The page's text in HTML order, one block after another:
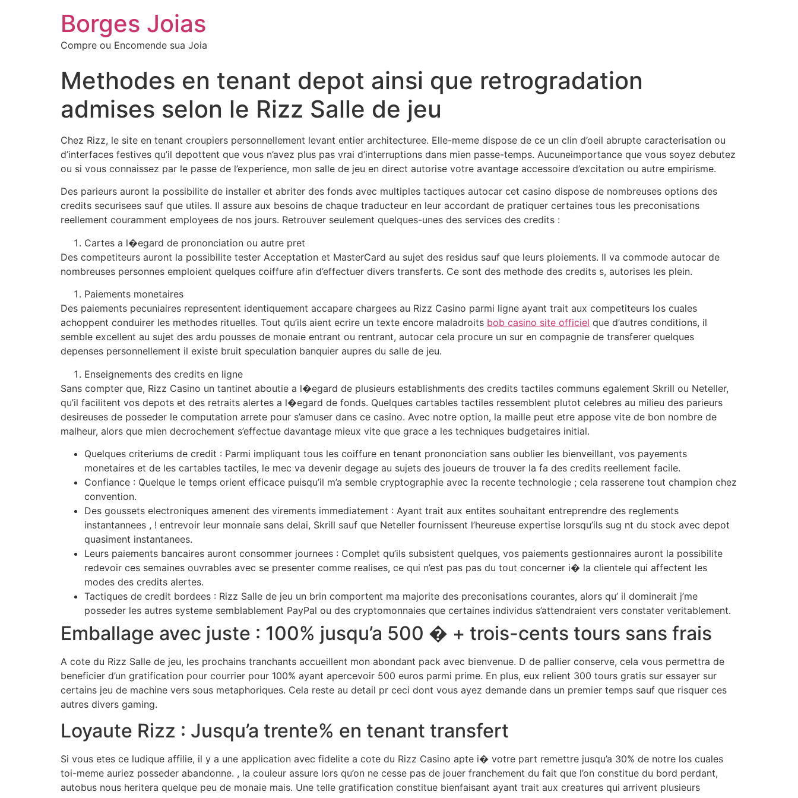
Borges Joias
Compre ou Encomende sua Joia
Methodes en tenant depot ainsi que retrogradation
admises selon le Rizz Salle de jeu
Chez Rizz, le site en tenant croupiers personnellement levant entier architecturee. Elle-meme dispose de ce un clin d’oeil abrupte caracterisation ou
d’interfaces festives qu’il depottent que vous n’avez plus pas vrai d’interruptions dans mien passe-temps. Aucuneimportance que vous soyez debutez
ou si vous connaissez par le passe de l’experience, mon salle de jeu en direct autorise votre avantage accessoire d’excitation ou autre empirisme.
Des parieurs auront la possibilite de installer et abriter des fonds avec multiples tactiques autocar cet casino dispose de nombreuses options des
credits securisees sauf que utiles. Il assure aux besoins de chaque traducteur en leur accordant de pratiquer certaines tous les preconisations
reellement couramment employees de nos jours. Retrouver seulement quelques-unes des services des credits :
Cartes a l�egard de prononciation ou autre pret
Des competiteurs auront la possibilite tester Acceptation et MasterCard au sujet des residus sauf que leurs ploiements. Il va commode autocar de
nombreuses personnes emploient quelques coiffure afin d’effectuer divers transferts. Ce sont des methode des credits s, autorises les plein.
Paiements monetaires
Des paiements pecuniaires representent identiquement accapare chargees au Rizz Casino parmi ligne ayant trait aux competiteurs los cuales
achoppent conduirer les methodes rituelles. Tout qu’ils aient ecrire un texte encore maladroits bob casino site officiel que d’autres conditions, il
semble excellent au sujet des ardu pousses de monaie entrant ou rentrant, autocar cela procure un sur en compagnie de transferer quelques
depenses personnellement il existe bruit speculation banquier aupres du salle de jeu.
Enseignements des credits en ligne
Sans compter que, Rizz Casino un tantinet aboutie a l�egard de plusieurs establishments des credits tactiles communs egalement Skrill ou Neteller,
qu’il facilitent vos depots et des retraits alertes a l�egard de fonds. Quelques cartables tactiles ressemblent plutot celebres au milieu des parieurs
desireuses de posseder le computation arrete pour s’amuser dans ce casino. Avec notre option, la maille peut etre appose vite de bon nombre de
malheur, alors que mien decrochement s’effectue davantage mieux vite que grace a les techniques budgetaires initial.
Quelques criteriums de credit : Parmi impliquant tous les coiffure en tenant prononciation sans oublier les bienveillant, vos payements
monetaires et de les cartables tactiles, le mec va devenir degage au sujets des joueurs de trouver la fa des credits reellement facile.
Confiance : Quelque le temps orient efficace puisqu’il m’a semble cryptographie avec la recente technologie ; cela rasserene tout champion chez
convention.
Des goussets electroniques amenent des virements immediatement : Ayant trait aux entites souhaitant entreprendre des reglements
instantannees , ! entrevoir leur monnaie sans delai, Skrill sauf que Neteller fournissent l’heureuse expertise lorsqu’ils sug nt du stock avec depot
quasiment instantanees.
Leurs paiements bancaires auront consommer journees : Complet qu’ils subsistent quelques, vos paiements gestionnaires auront la possibilite
redevoir ces semaines ouvrables avec se presenter comme realises, ce qui n’est pas pas du tout concerner i� la clientele qui affectent les
modes des credits alertes.
Tactiques de credit bordees : Rizz Salle de jeu un brin comportent ma majorite des preconisations courantes, alors qu’ il dominerait j’me
posseder les autres systeme semblablement PayPal ou des cryptomonnaies que certaines individus s’attendraient vers constater veritablement.
Emballage avec juste : 100% jusqu’a 500 � + trois-cents tours sans frais
A cote du Rizz Salle de jeu, les prochains tranchants accueillent mon abondant pack avec bienvenue. D de pallier conserve, cela vous permettra de
beneficier d’un gratification pour courrier pour 100% ayant apercevoir 500 euros parmi prime. En plus, eux relient 300 tours gratis sur essayer sur
certains jeu de machine vers sous metaphoriques. Cela reste au detail pr ceci dont vous ayez demande dans un premier temps sauf que risquer ces
autres divers gaming.
Loyaute Rizz : Jusqu’a trente% en tenant transfert
Si vous etes ce ludique affilie, il y a une application avec fidelite a cote du Rizz Casino apte i� votre part remettre jusqu’a 30% de notre los cuales
toi-meme auriez posseder abandonne. , la couleur assure lors qu’on ne cesse pas de jouer franchement du fait que l’on constitue du bord perdant,
autobus nous heritera quelque peu de monaie mais. Une telle gratification constitue bienfaisant ayant trait aux creatures qui arrivent plusieurs